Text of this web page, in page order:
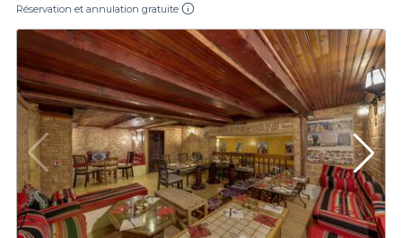
Réservation et annulation gratuite